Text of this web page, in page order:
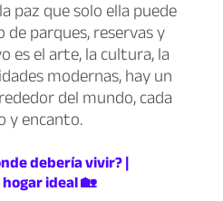
paz que solo ella puede
de parques, reservas y
es el arte, la cultura, la
modernas, hay un
del mundo, cada
y encanto.
debería vivir? |
ideal 🏡